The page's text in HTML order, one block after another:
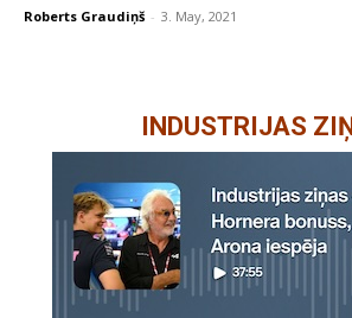
Roberts Graudiņš - 3. May, 2021
INDUSTRIJAS